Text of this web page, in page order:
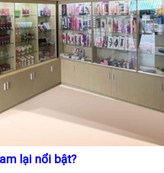
lại nổi bật?